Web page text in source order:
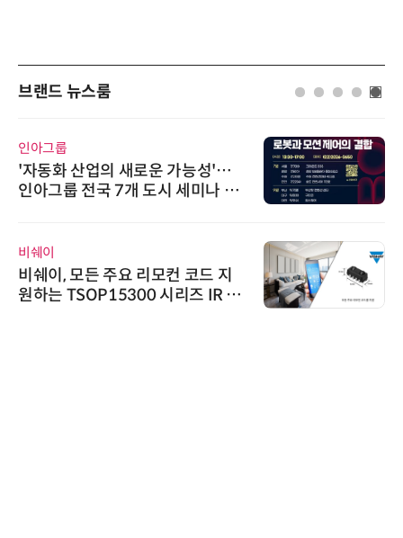
브랜드 뉴스룸
인아그룹
'자동화 산업의 새로운 가능성'…
인아그룹 전국 7개 도시 세미나 페
비쉐이
비쉐이, 모든 주요 리모컨 코드 지
원하는 TSOP15300 시리즈 IR 수